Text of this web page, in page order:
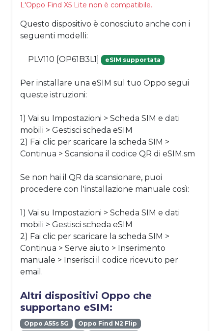
L'Oppo Find X5 Lite non è compatibile.
Questo dispositivo è conosciuto anche con i
seguenti modelli:
PLV110 [OP61B3L1] eSIM supportata
Per installare una eSIM sul tuo Oppo segui
queste istruzioni:
1) Vai su Impostazioni > Scheda SIM e dati
mobili > Gestisci scheda eSIM
2) Fai clic per scaricare la scheda SIM >
Continua > Scansiona il codice QR di eSIM.sm
Se non hai il QR da scansionare, puoi
procedere con l'installazione manuale così:
1) Vai su Impostazioni > Scheda SIM e dati
mobili > Gestisci scheda eSIM
2) Fai clic per scaricare la scheda SIM >
Continua > Serve aiuto > Inserimento
manuale > Inserisci il codice ricevuto per
email.
Altri dispositivi Oppo che
supportano eSIM:
Oppo A55s 5G
Oppo Find N2 Flip